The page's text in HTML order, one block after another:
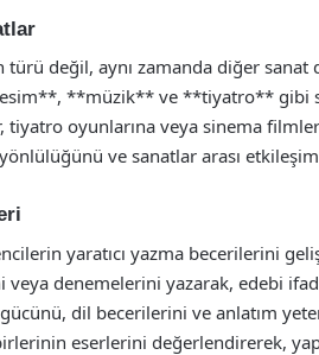
türü değil, aynı zamanda diğer sanat
**müzik** ve **tiyatro** gibi
oyunlarına veya sinema
ve sanatlar arası
yaratıcı yazma becerilerini
denemelerini yazarak, edebi
dil becerilerini ve anlatım
eserlerini değerlendirerek,